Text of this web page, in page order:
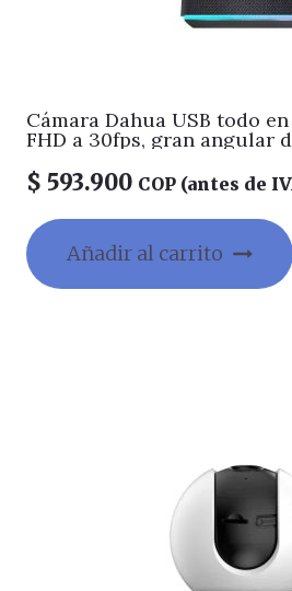
Cámara Dahua USB todo
FHD a 30fps, gran angular
multidimensional, presenta
voz abundante y
omnidireccional de 4
de sonido de 360° y 4mts
reducción de ruido AI/AEC/ANS/AGC;
Suprima eficazmente
$ 593.900 COP (antes de
Añadir al carrito